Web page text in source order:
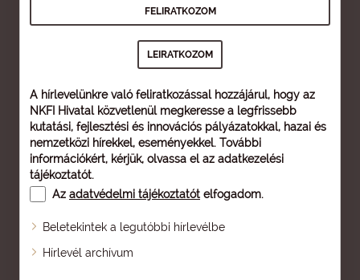
A hírlevelünkre való feliratkozással hozzájárul, hogy az
NKFI Hivatal közvetlenül megkeresse a legfrissebb
kutatási, fejlesztési és innovációs pályázatokkal, hazai és
nemzetközi hírekkel, eseményekkel. További
információkért, kérjük, olvassa el az adatkezelési
tájékoztatót.
Az adatvédelmi tájékoztatót elfogadom.
Beletekintek a legutóbbi hírlevélbe
Hírlevél archívum
Oldaltérkép